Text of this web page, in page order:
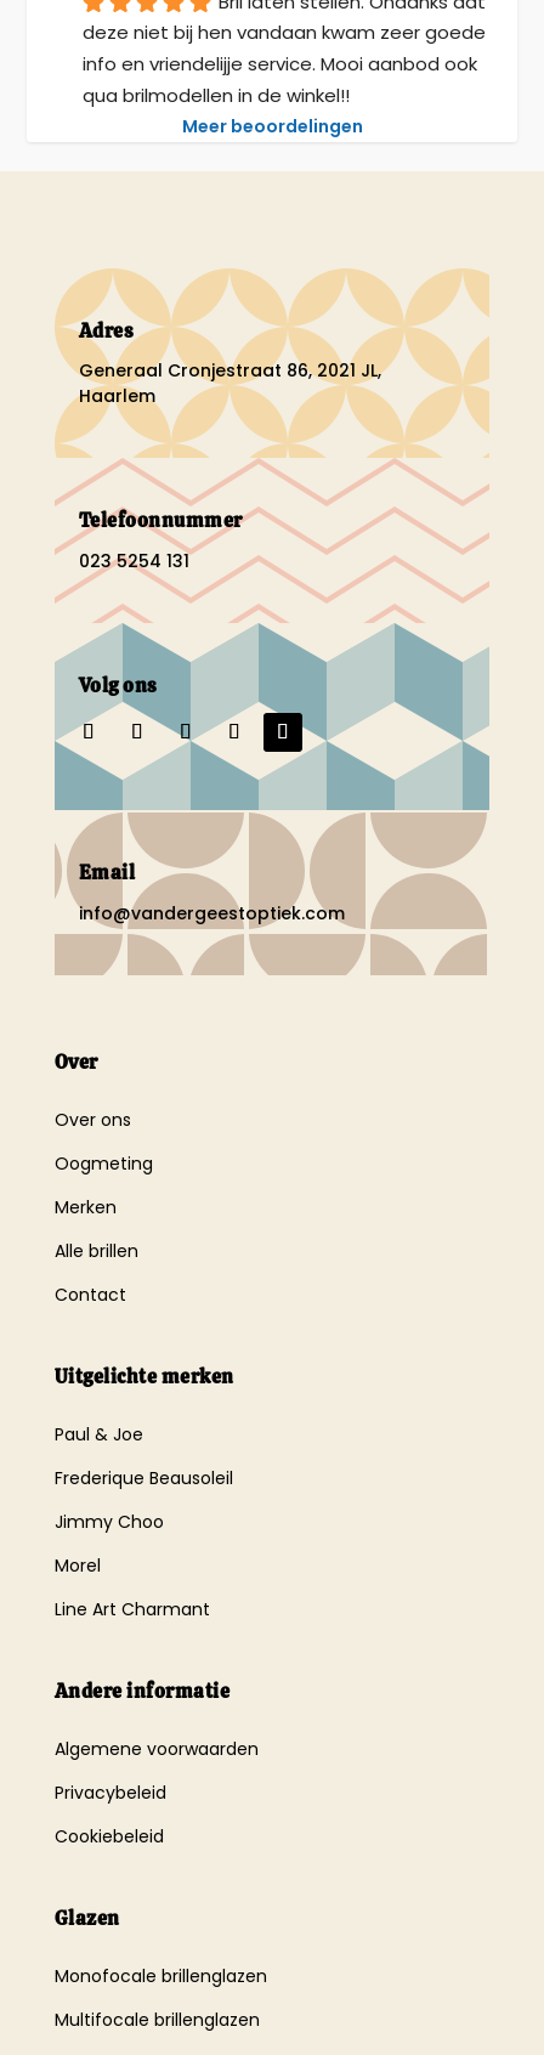
deze niet bij hen vandaan kwam zeer goede
info en vriendelijje service. Mooi aanbod ook
qua brilmodellen in de winkel!!
Meer beoordelingen
Adres
Generaal Cronjestraat 86, 2021 JL,
Haarlem
Telefoonnummer
023 5254 131
Volg ons
Email
info@vandergeestoptiek.com
Over
Over ons
Oogmeting
Merken
Alle brillen
Contact
Uitgelichte merken
Paul & Joe
Frederique Beausoleil
Jimmy Choo
Morel
Line Art Charmant
Andere informatie
Algemene voorwaarden
Privacybeleid
Cookiebeleid
Glazen
Monofocale brillenglazen
Multifocale brillenglazen